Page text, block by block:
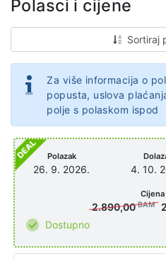
Polasci i cijene
Sortiraj
Za više informacija o
popusta, uslova
polje s polaskom ispod
Polazak
26. 9. 2026. 4. 10.
Dostupno
2.890,00BAM